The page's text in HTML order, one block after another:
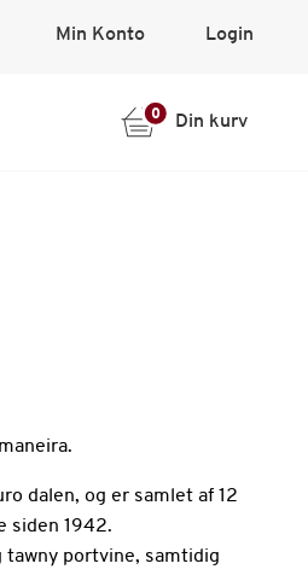
Min Konto Login
0 Din kurv
dalen, og er samlet af 12
siden 1942.
tawny portvine, samtidig